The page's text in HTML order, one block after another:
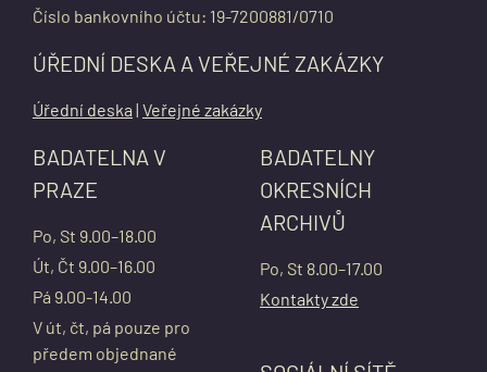
Číslo bankovního účtu: 19-7200881/0710
ÚŘEDNÍ DESKA A VEŘEJNÉ ZAKÁZKY
Úřední deska | Veřejné zakázky
BADATELNA V
PRAZE
Po, St 9.00–18.00
Út, Čt 9.00–16.00
Pá 9.00-14.00
V út, čt, pá pouze pro
předem objednané
BADATELNY
OKRESNÍCH
ARCHIVŮ
Po, St 8.00–17.00
Kontakty zde